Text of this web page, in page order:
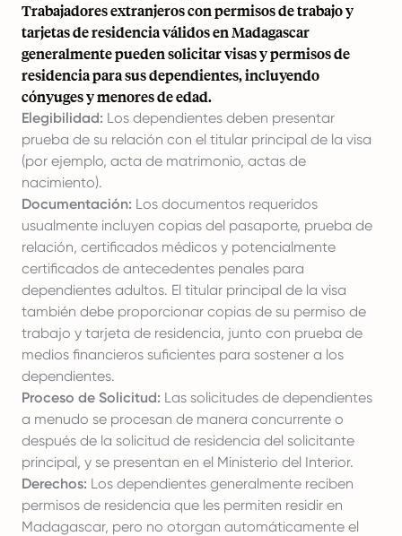
Trabajadores extranjeros con permisos de trabajo y
tarjetas de residencia válidos en Madagascar
generalmente pueden solicitar visas y permisos de
residencia para sus dependientes, incluyendo
cónyuges y menores de edad.
Elegibilidad: Los dependientes deben presentar
prueba de su relación con el titular principal de la visa
(por ejemplo, acta de matrimonio, actas de
nacimiento).
Documentación: Los documentos requeridos
usualmente incluyen copias del pasaporte, prueba de
relación, certificados médicos y potencialmente
certificados de antecedentes penales para
dependientes adultos. El titular principal de la visa
también debe proporcionar copias de su permiso de
trabajo y tarjeta de residencia, junto con prueba de
medios financieros suficientes para sostener a los
dependientes.
Proceso de Solicitud: Las solicitudes de dependientes
a menudo se procesan de manera concurrente o
después de la solicitud de residencia del solicitante
principal, y se presentan en el Ministerio del Interior.
Derechos: Los dependientes generalmente reciben
permisos de residencia que les permiten residir en
Madagascar, pero no otorgan automáticamente el